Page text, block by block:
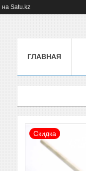
на Satu.kz
ГЛАВНАЯ
Скидка